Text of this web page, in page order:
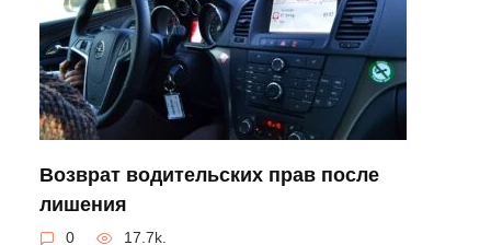
Возврат водительских прав после
лишения
0 17.7k.